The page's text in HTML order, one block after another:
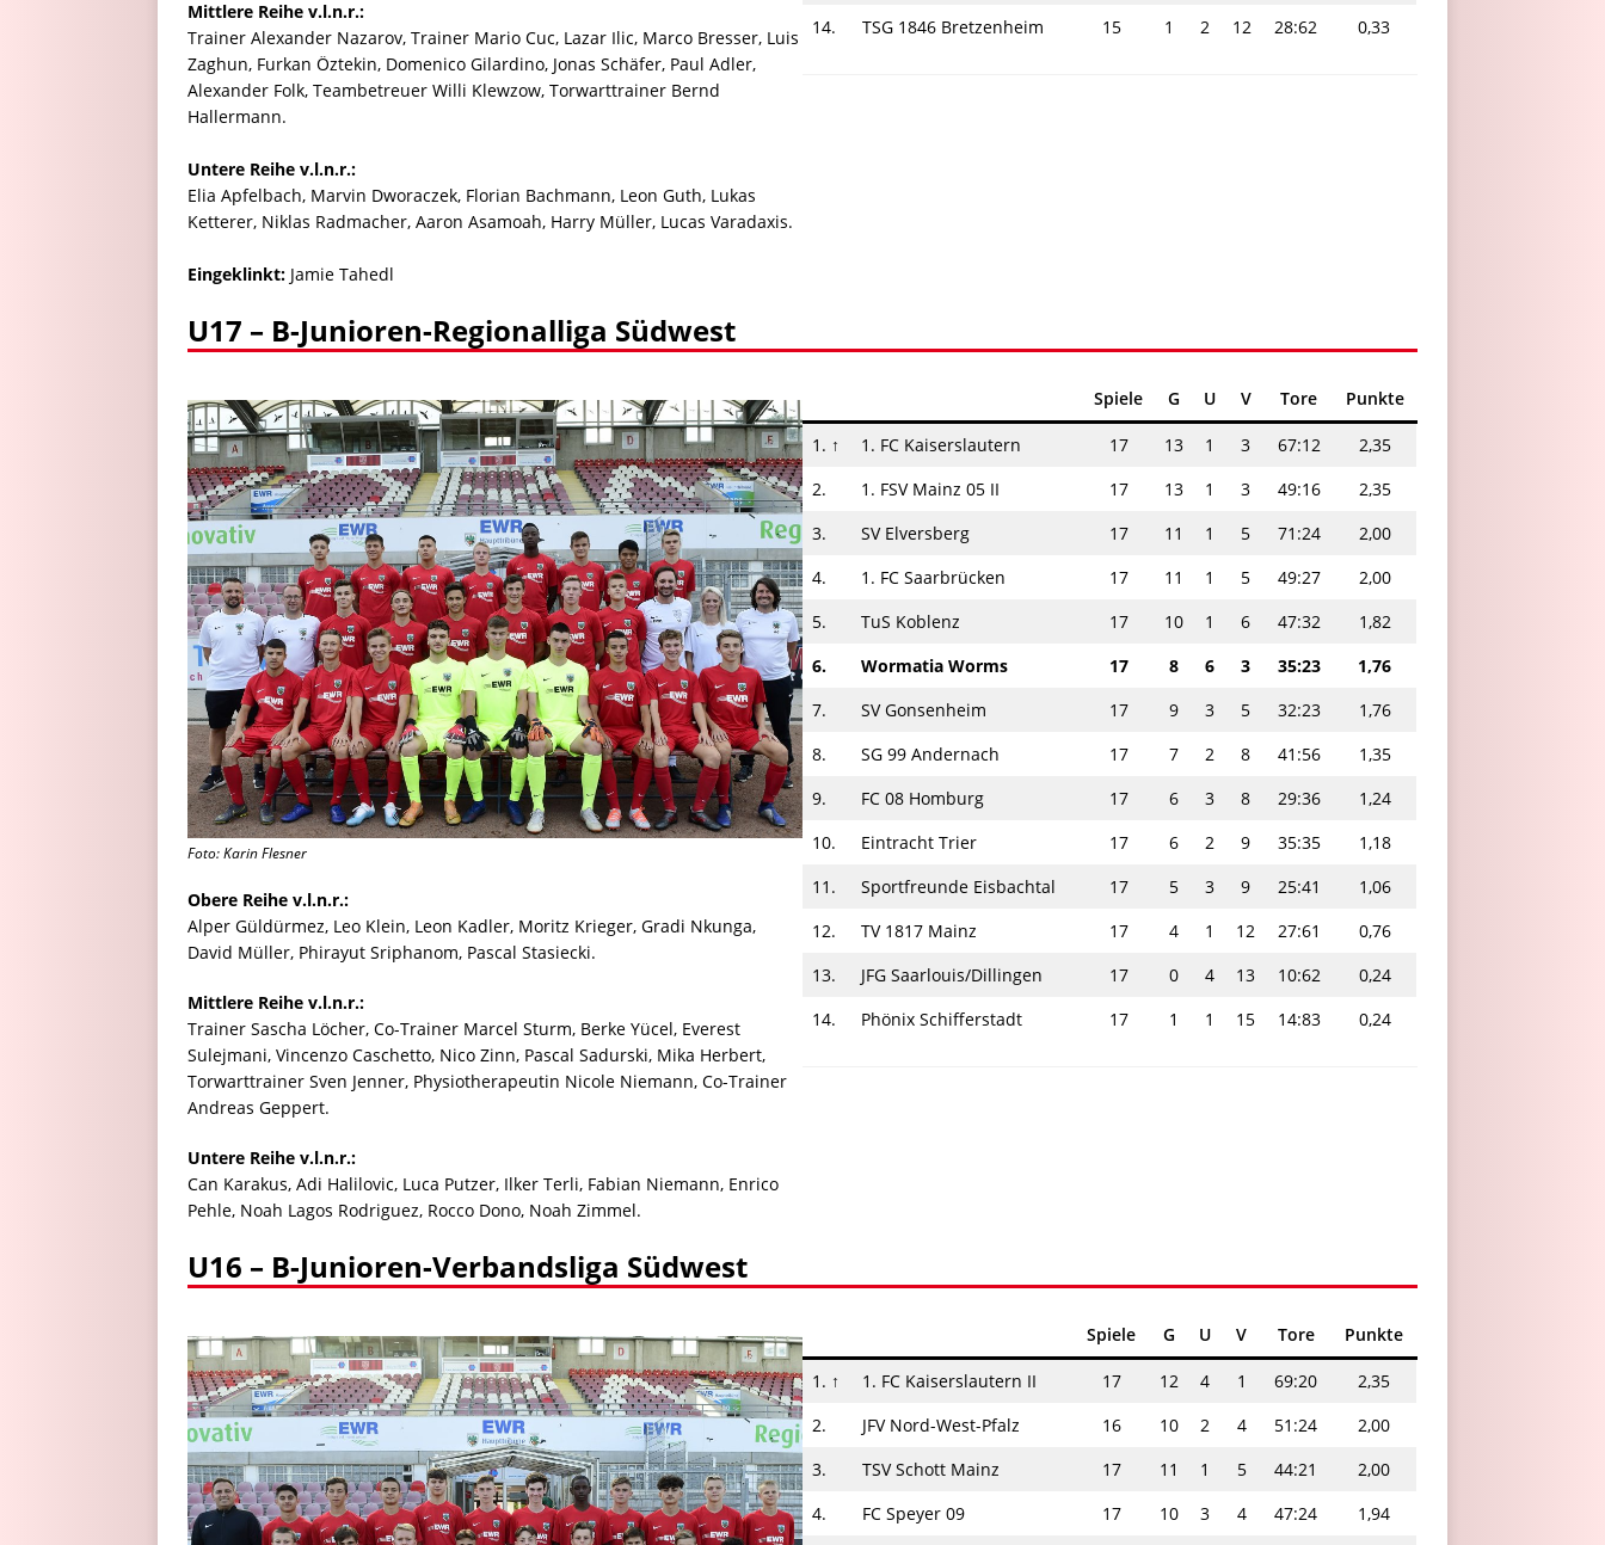
Mittlere Reihe v.l.n.r.:
Trainer Alexander Nazarov, Trainer Mario Cuc, Lazar Ilic, Marco Bresser, Luis
Zaghun, Furkan Öztekin, Domenico Gilardino, Jonas Schäfer, Paul Adler,
Alexander Folk, Teambetreuer Willi Klewzow, Torwarttrainer Bernd
Hallermann.
Untere Reihe v.l.n.r.:
Elia Apfelbach, Marvin Dworaczek, Florian Bachmann, Leon Guth, Lukas
Ketterer, Niklas Radmacher, Aaron Asamoah, Harry Müller, Lucas Varadaxis.
Eingeklinkt: Jamie Tahedl
14.
TSG 1846 Bretzenheim 15 1 2 12 28:62 0,33
U17 – B-Junioren-Regionalliga Südwest
Foto: Karin Flesner
Obere Reihe v.l.n.r.:
Alper Güldürmez, Leo Klein, Leon Kadler, Moritz Krieger, Gradi Nkunga,
David Müller, Phirayut Sriphanom, Pascal Stasiecki.
Mittlere Reihe v.l.n.r.:
Trainer Sascha Löcher, Co-Trainer Marcel Sturm, Berke Yücel, Everest
Sulejmani, Vincenzo Caschetto, Nico Zinn, Pascal Sadurski, Mika Herbert,
Torwarttrainer Sven Jenner, Physiotherapeutin Nicole Niemann, Co-Trainer
Andreas Geppert.
Untere Reihe v.l.n.r.:
Can Karakus, Adi Halilovic, Luca Putzer, Ilker Terli, Fabian Niemann, Enrico
Pehle, Noah Lagos Rodriguez, Rocco Dono, Noah Zimmel.
Spiele G U V Tore Punkte
1. ↑ 1. FC Kaiserslautern 17 13 1 3 67:12
2,35
2.
1. FSV Mainz 05 II 17 13 1 3 49:16
2,35
3.
SV Elversberg 17 11 1 5 71:24
2,00
4.
1. FC Saarbrücken 17 11 1 5 49:27
2,00
5.
TuS Koblenz 17 10 1 6 47:32
1,82
6.
Wormatia Worms 17 8 6 3 35:23
1,76
7.
SV Gonsenheim 17 9 3 5 32:23
1,76
8.
SG 99 Andernach 17 7 2 8 41:56
1,35
9.
FC 08 Homburg 17 6 3 8 29:36
1,24
10.
Eintracht Trier 17 6 2 9 35:35
1,18
11.
Sportfreunde Eisbachtal 17 5 3 9 25:41
1,06
12.
TV 1817 Mainz 17 4 1 12 27:61
0,76
13.
JFG Saarlouis/Dillingen 17 0 4 13 10:62
0,24
14.
Phönix Schifferstadt 17 1 1 15 14:83 0,24
U16 – B-Junioren-Verbandsliga Südwest
Spiele G U V Tore Punkte
1. ↑ 1. FC Kaiserslautern II 17 12 4 1 69:20
2,35
2.
JFV Nord-West-Pfalz 16 10 2 4 51:24
2,00
3.
TSV Schott Mainz 17 11 1 5 44:21
2,00
4.
FC Speyer 09 17 10 3 4 47:24
1,94